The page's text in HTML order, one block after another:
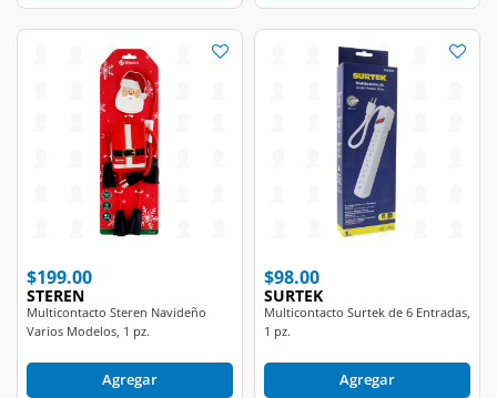
$199.00
STEREN
Multicontacto Steren Navideño
Varios Modelos, 1 pz.
Agregar
$98.00
SURTEK
Multicontacto Surtek de 6 Entradas,
1 pz.
Agregar